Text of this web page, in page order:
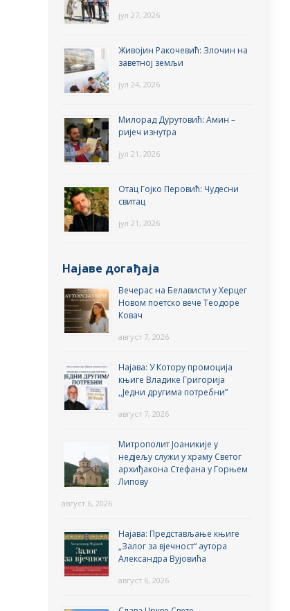
јул 27, 2026
Живојин Ракочевић: Злочин на
заветној земљи
јул 24, 2026
Милорад Дурутовић: Амин –
ријеч изнутра
јул 21, 2026
Отац Гојко Перовић: Чудесни
свитац
јул 21, 2026
Најаве догађаја
Вечерас на Белависти у Херцег
Новом поетско вече Теодоре
Ковач
август 7, 2026
Најава: У Котору промоција
књиге Владике Григорија
,,Једни другима потребни”
август 7, 2026
Митрополит Јоаникије у
недјељу служи у храму Светог
архиђакона Стефана у Горњем
Липову
август 6, 2026
Најава: Представљање књиге
„Залог за вјечност“ аутора
Александра Вујовића
август 6, 2026